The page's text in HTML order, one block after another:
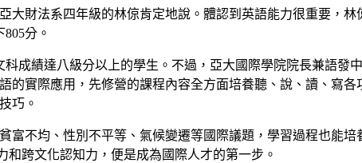
大財法系四年級的林倞肯定地說。體認到英語能力很重要，
分。
成績達八級分以上的學生。不過，亞大國際學院院長兼語發
的實際應用，先修營的課程內容全方面培養聽、說、讀、寫
巧。
富不均、性別不平等、氣候變遷等國際議題，學習過程也能
和跨文化認知力，便是成為國際人才的第一步。